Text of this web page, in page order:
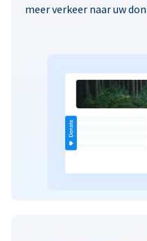
meer verkeer naar uw